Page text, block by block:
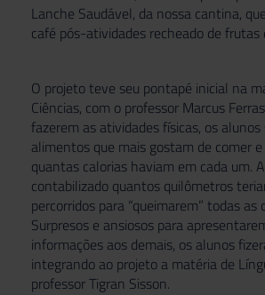
Lanche Saudável, da nossa cantina,
café pós-atividades recheado de frutas
O projeto teve seu pontapé inicial na
Ciências, com o professor Marcus
fazerem as atividades físicas, os
alimentos que mais gostam de comer
quantas calorias haviam em cada um.
contabilizado quantos quilômetros
percorridos para “queimarem” todas as
Surpresos e ansiosos para
informações aos demais, os alunos
integrando ao projeto a matéria de
professor Tigran Sisson.